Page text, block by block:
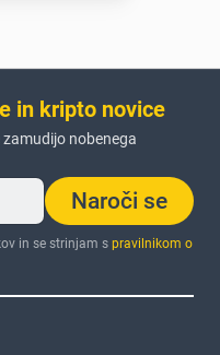
in kripto novice
nobenega
Naroči se
in se strinjam spravilnikom o